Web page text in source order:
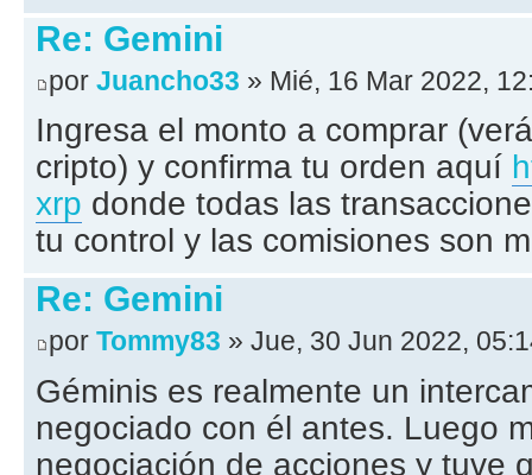
Re: Gemini
por Juancho33 » Mié, 16 Mar 2022,
Ingresa el monto a comprar
cripto) y confirma tu orden aquí
xrp donde todas las
tu control y las comisiones son
Re: Gemini
por Tommy83 » Jue, 30 Jun 2022,
Géminis es realmente un
negociado con él antes. Luego
negociación de acciones y tuve